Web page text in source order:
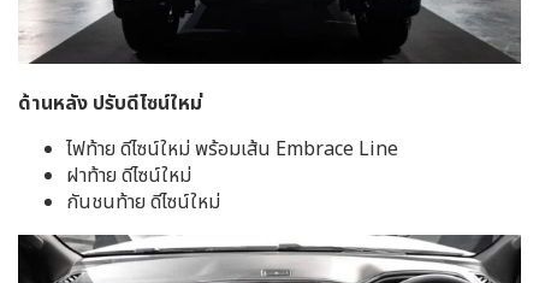
ด้านหลัง ปรับดีไซน์ใหม่
ไฟท้าย ดีไซน์ใหม่ พร้อมเส้น Embrace Line
ฝาท้าย ดีไซน์ใหม่
กันชนท้าย ดีไซน์ใหม่